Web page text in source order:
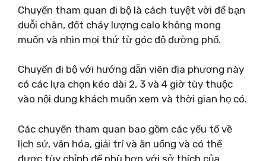
Chuyến tham quan đi bộ là cách tuyệt vời để bạn
duỗi chân, đốt cháy lượng calo không mong
muốn và nhìn mọi thứ từ góc độ đường phố.
Chuyến đi bộ với hướng dẫn viên địa phương này
có các lựa chọn kéo dài 2, 3 và 4 giờ tùy thuộc
vào nội dung khách muốn xem và thời gian họ có.
Các chuyến tham quan bao gồm các yếu tố về
lịch sử, văn hóa, giải trí và ăn uống và có thể
được tùy chỉnh để phù hợp với sở thích của